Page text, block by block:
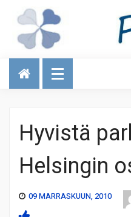
Talous
Hyvistä
Helsingin
09 MARRASKUUN, 2010